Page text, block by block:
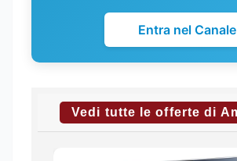
Entra nel Canale